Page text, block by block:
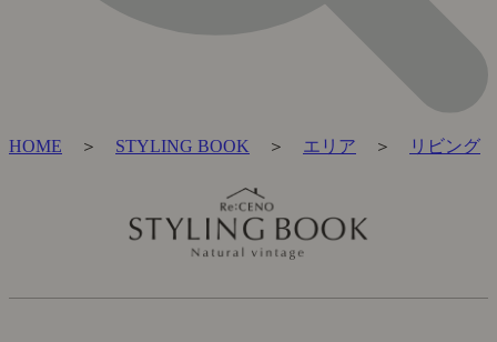
HOME ＞ STYLING BOOK ＞ エリア ＞ リビング